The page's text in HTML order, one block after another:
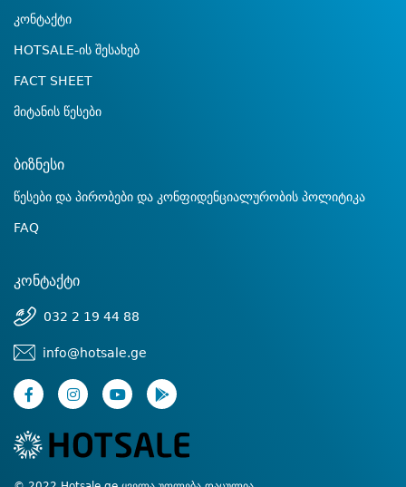
კონტაქტი
HOTSALE-ის შესახებ
FACT SHEET
მიტანის წესები
ბიზნესი
წესები და პირობები და კონფიდენციალურობის პოლიტიკა
FAQ
კონტაქტი
032 2 19 44 88
info@hotsale.ge